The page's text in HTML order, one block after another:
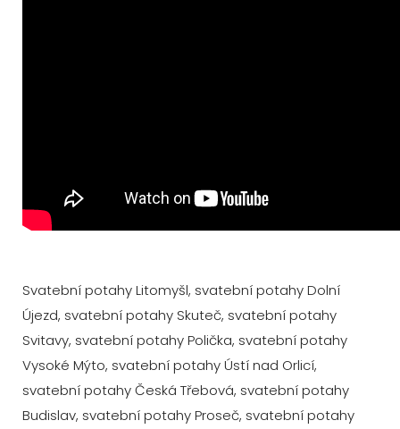
Svatební potahy Litomyšl, svatební potahy Dolní
Újezd, svatební potahy Skuteč, svatební potahy
Svitavy, svatební potahy Polička, svatební potahy
Vysoké Mýto, svatební potahy Ústí nad Orlicí,
svatební potahy Česká Třebová, svatební potahy
Budislav, svatební potahy Proseč, svatební potahy